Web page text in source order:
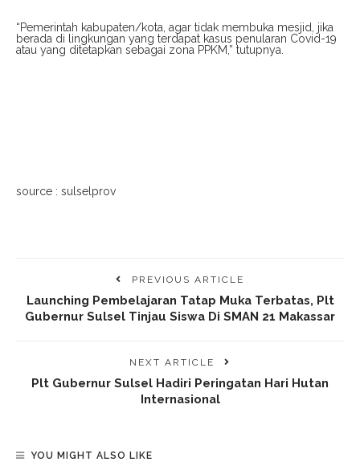
“Pemerintah kabupaten/kota, agar tidak membuka mesjid, jika
berada di lingkungan yang terdapat kasus penularan Covid-19
atau yang ditetapkan sebagai zona PPKM,” tutupnya.
source : sulselprov
PREVIOUS ARTICLE
Launching Pembelajaran Tatap Muka Terbatas, Plt
Gubernur Sulsel Tinjau Siswa Di SMAN 21 Makassar
NEXT ARTICLE
Plt Gubernur Sulsel Hadiri Peringatan Hari Hutan
Internasional
YOU MIGHT ALSO LIKE